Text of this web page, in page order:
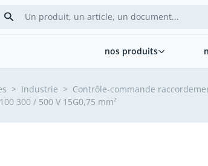
nos produits
> Industrie > Contrôle-commande
300 / 500 V 15G0,75 mm²